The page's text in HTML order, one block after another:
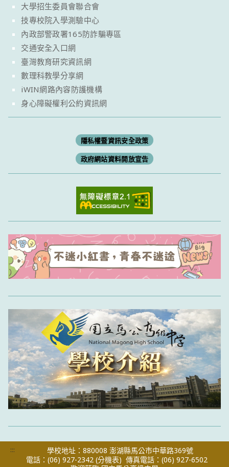
大學招生委員會聯合會
技專校院入學測驗中心
內政部警政署165防詐騙專區
交通安全入口網
臺灣教育研究資訊網
數理科教學分享網
iWIN網路內容防護機構
身心障礙權利公約資訊網
隱私權暨資訊安全政策
政府網站資料開放宣告
:::
學校地址：880008 澎湖縣馬公市中華路369號
電話：(06) 927-2342 (分機表) 傳真電話：(06) 927-6502